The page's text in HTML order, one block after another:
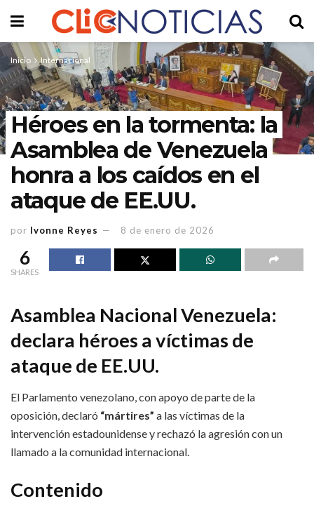
Inicio Internacional
Héroes en la tormenta: la
Asamblea de Venezuela
honra a los caídos en el
ataque de EE.UU.
por Ivonne Reyes 8 de enero de 2026
6
SHARES
Asamblea Nacional Venezuela:
declara héroes a víctimas de
ataque de EE.UU.
El Parlamento venezolano, con apoyo de parte de la
oposición, declaró “mártires” a las víctimas de la
intervención estadounidense y rechazó la agresión con un
llamado a la comunidad internacional.
Contenido